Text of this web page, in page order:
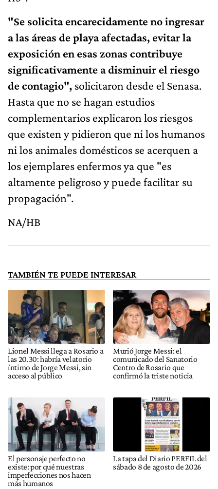
"Se solicita encarecidamente no ingresar
a las áreas de playa afectadas, evitar la
exposición en esas zonas contribuye
significativamente a disminuir el riesgo
de contagio", solicitaron desde el Senasa.
Hasta que no se hagan estudios
complementarios explicaron los riesgos
que existen y pidieron que ni los humanos
ni los animales domésticos se acerquen a
los ejemplares enfermos ya que "es
altamente peligroso y puede facilitar su
propagación".
NA/HB
TAMBIÉN TE PUEDE INTERESAR
Lionel Messi llega a Rosario a
las 20.30: habría velatorio
íntimo de Jorge Messi, sin
acceso al público
Murió Jorge Messi: el
comunicado del Sanatorio
Centro de Rosario que
confirmó la triste noticia
El personaje perfecto no
existe: por qué nuestras
imperfecciones nos hacen
más humanos
La tapa del Diario PERFIL del
sábado 8 de agosto de 2026